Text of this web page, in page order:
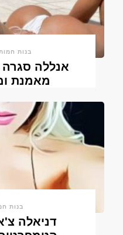
בנות
אנללה סגרה
מאמנת
בנות
דניאלה